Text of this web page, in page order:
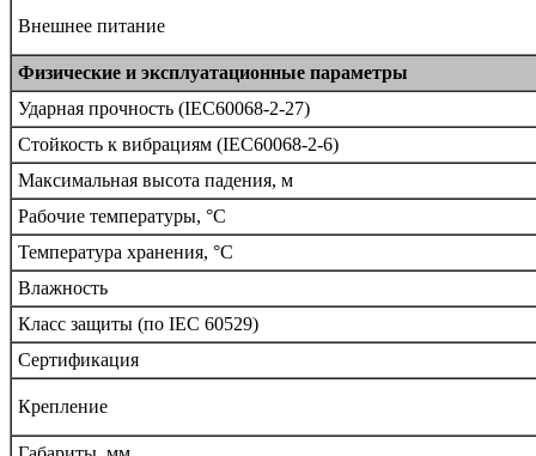
Внешнее питание
Физические и эксплуатационные параметры
Ударная прочность (IEC60068-2-27)
Стойкость к вибрациям (IEC60068-2-6)
Максимальная высота падения, м
Рабочие температуры, °C
Температура хранения, °С
Влажность
Класс защиты (по IEC 60529)
Сертификация
Крепление